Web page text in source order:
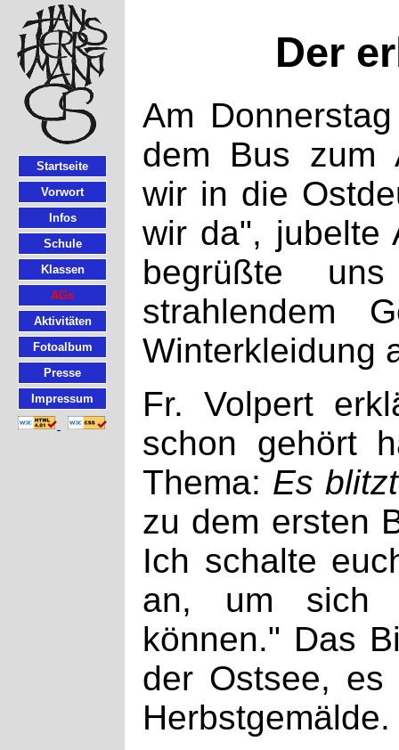
Der
Am
dem Bus zum
wir in die
wir da", jubelte
begrüßte
strahlendem
Winterkleidung
Fr. Volpert
schon gehört
Thema: Es
zu dem ersten
Ich schalte
an, um sich
können." Das
der Ostsee, es
Startseite
Vorwort
Infos
Schule
Klassen
AGs
Aktivitäten
Fotoalbum
Presse
Impressum